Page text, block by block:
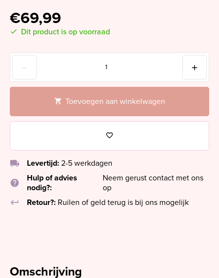
€69,99
Dit product is op voorraad
Toevoegen aan winkelwagen
local_shipping Levertijd: 2-5 werkdagen
help
Hulp of advies
nodig?:
Neem gerust contact met ons
op
keyboard_return
Retour?: Ruilen of geld terug is bij ons mogelijk
Omschrijving